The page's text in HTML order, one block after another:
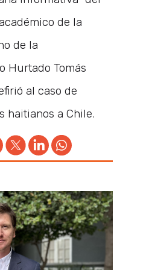
de la
de la
Hurtado Tomás
al caso de
haitianos a Chile.